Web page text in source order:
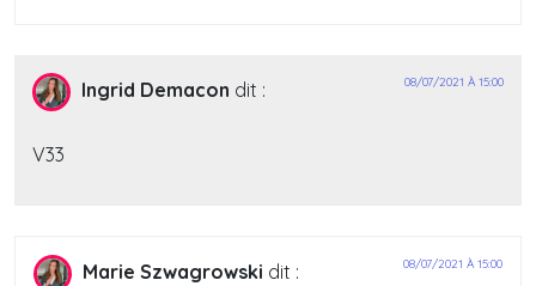
Ingrid Demacon dit : 08/07/2021 À 15:00
V33
Marie Szwagrowski dit : 08/07/2021 À 15:00